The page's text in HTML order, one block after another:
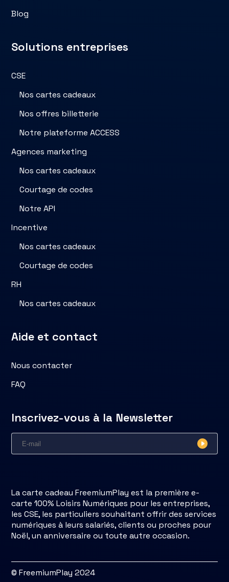
Blog
Solutions entreprises
CSE
Nos cartes cadeaux
Nos offres billetterie
Notre plateforme ACCESS
Agences marketing
Nos cartes cadeaux
Courtage de codes
Notre API
Incentive
Nos cartes cadeaux
Courtage de codes
RH
Nos cartes cadeaux
Aide et contact
Nous contacter
FAQ
Inscrivez-vous à la Newsletter
La carte cadeau FreemiumPlay est la première e-
carte 100% Loisirs Numériques pour les entreprises,
les CSE, les particuliers souhaitant offrir des services
numériques à leurs salariés, clients ou proches pour
Noël, un anniversaire ou toute autre occasion.
© FreemiumPlay 2024